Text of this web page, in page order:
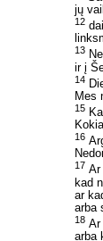
jų
12
13
ir į
14
Mes
15
16
17 Ar
kad
ar
arba
18 Ar
arba